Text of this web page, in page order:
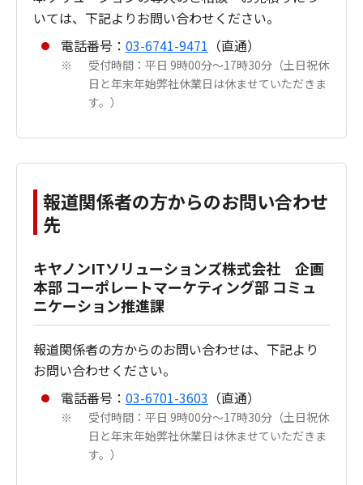
いては、下記よりお問い合わせください。
電話番号： 03-6741-9471 （直通）
※
受付時間：平日 9時00分～17時30分（土日祝休
日と年末年始弊社休業日は休ませていただきま
す。）
報道関係者の方からのお問い合わせ
先
キヤノンITソリューションズ株式会社 企画
本部 コーポレートマーケティング部 コミュ
ニケーション推進課
報道関係者の方からのお問い合わせは、下記より
お問い合わせください。
電話番号： 03-6701-3603 （直通）
※
受付時間：平日 9時00分～17時30分（土日祝休
日と年末年始弊社休業日は休ませていただきま
す。）